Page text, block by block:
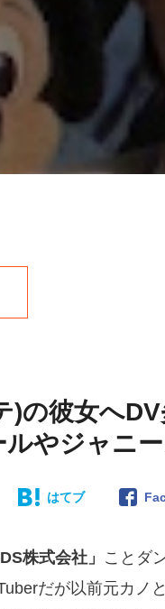
)の彼女へ
やジャニ
はてブ
株式会社」 ことダ
だが以前元カノ